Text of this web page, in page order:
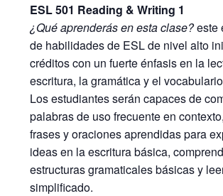
ESL 501 Reading & Writing 1
¿Qué aprenderás en esta clase?este
de habilidades de ESL de nivel alto
créditos con un fuerte énfasis en la
escritura, la gramática y el
Los estudiantes serán capaces de
palabras de uso frecuente en
frases y oraciones aprendidas para
ideas en la escritura básica,
estructuras gramaticales básicas y
simplificado.